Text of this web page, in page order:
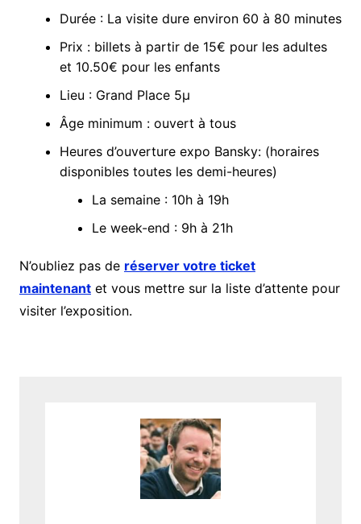
Durée : La visite dure environ 60 à 80 minutes
Prix : billets à partir de 15€ pour les adultes
et 10.50€ pour les enfants
Lieu : Grand Place 5µ
Âge minimum : ouvert à tous
Heures d’ouverture expo Bansky: (horaires
disponibles toutes les demi-heures)
La semaine : 10h à 19h
Le week-end : 9h à 21h
N’oubliez pas de réserver votre ticket
maintenantet vous mettre sur la liste d’attente pour
visiter l’exposition.